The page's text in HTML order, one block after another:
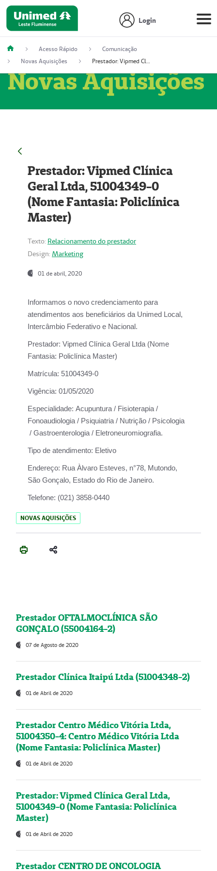
Login
Acesso Rápido
Comunicação
Novas Aquisições
Prestador: Vipmed Clínica Geral Ltda, 51004349-0 (Nome Fantasia: Policlínica Master)
Novas Aquisições
Prestador: Vipmed Clínica
Geral Ltda, 51004349-0
(Nome Fantasia: Policlínica
Master)
Texto: Relacionamento do prestador
Design: Marketing
01 de abril, 2020
Informamos o novo credenciamento para
atendimentos aos beneficiários da Unimed Local,
Intercâmbio Federativo e Nacional.
Prestador: Vipmed Clínica Geral Ltda (Nome
Fantasia: Policlínica Master)
Matrícula: 51004349-0
Vigência: 01/05/2020
Especialidade: Acupuntura / Fisioterapia /
Fonoaudiologia / Psiquiatria / Nutrição / Psicologia
/ Gastroenterologia / Eletroneuromiografia.
Tipo de atendimento: Eletivo
Endereço: Rua Àlvaro Esteves, n°78, Mutondo,
São Gonçalo, Estado do Rio de Janeiro.
Telefone: (021) 3858-0440
NOVAS AQUISIÇÕES
Prestador OFTALMOCLÍNICA SÃO
GONÇALO (55004164-2)
07 de Agosto de 2020
Prestador Clínica Itaipú Ltda (51004348-2)
01 de Abril de 2020
Prestador Centro Médico Vitória Ltda,
51004350-4: Centro Médico Vitória Ltda
(Nome Fantasia: Policlínica Master)
01 de Abril de 2020
Prestador: Vipmed Clínica Geral Ltda,
51004349-0 (Nome Fantasia: Policlínica
Master)
01 de Abril de 2020
Prestador CENTRO DE ONCOLOGIA